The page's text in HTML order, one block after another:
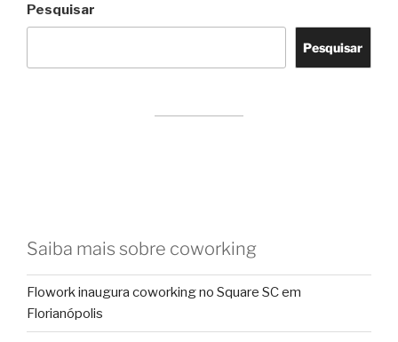
Pesquisar
Pesquisar
Saiba mais sobre coworking
Flowork inaugura coworking no Square SC em
Florianópolis